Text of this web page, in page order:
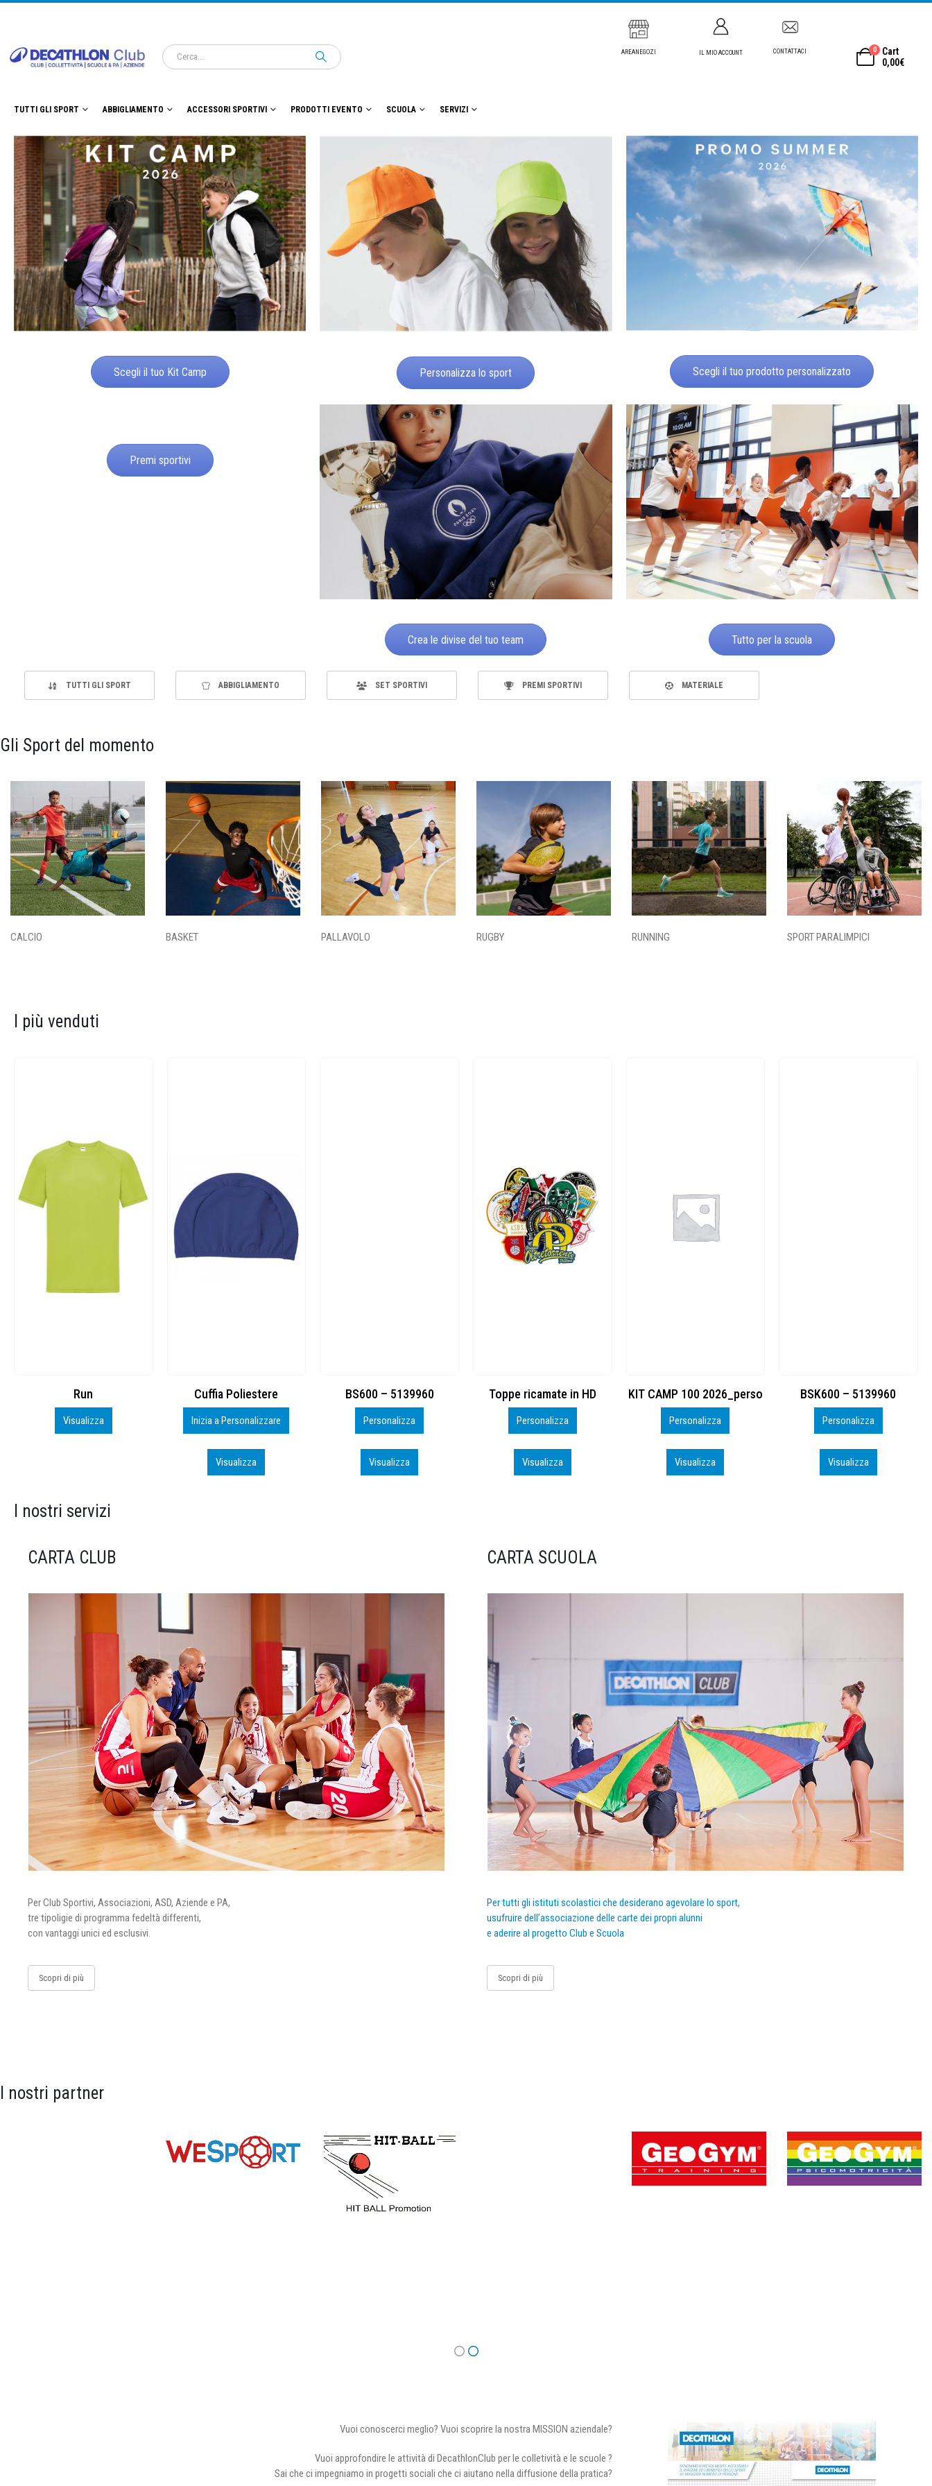
AREANEGOZI IL MIO ACCOUNT CONTATTACI 0
Cart
0,00€
TUTTI GLI SPORT ABBIGLIAMENTO ACCESSORI SPORTIVI PRODOTTI EVENTO SCUOLA SERVIZI
Scegli il tuo Kit Camp Personalizza lo sport Scegli il tuo prodotto personalizzato
Premi sportivi
Crea le divise del tuo team Tutto per la scuola
TUTTI GLI SPORT ABBIGLIAMENTO SET SPORTIVI PREMI SPORTIVI MATERIALE
Gli Sport del momento
CALCIO BASKET PALLAVOLO RUGBY RUNNING SPORT PARALIMPICI
I più venduti
Cuffia Poliestere
Inizia a Personalizzare
BS600 – 5139960
Personalizza
Visualizza
Toppe ricamate in HD
Personalizza
Visualizza
KIT CAMP 100 2026_perso
Personalizza
Visualizza
BSK600 – 5139960
Personalizza
Visualizza
DTF
Personalizza
Visualizza
I nostri servizi
CARTA CLUB
Per Club Sportivi, Associazioni, ASD, Aziende e PA,
tre tipoligie di programma fedeltà differenti,
con vantaggi unici ed esclusivi.
Scopri di più
CARTA SCUOLA
Per tutti gli istituti scolastici che desiderano agevolare lo sport,
usufruire dell’associazione delle carte dei propri alunni
e aderire al progetto Club e Scuola
Scopri di più
I nostri partner
Vuoi conoscerci meglio? Vuoi scoprire la nostra MISSION aziendale?
Vuoi approfondire le attività di DecathlonClub per le colletività e le scuole ?
Sai che ci impegniamo in progetti sociali che ci aiutano nella diffusione della pratica?